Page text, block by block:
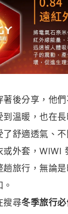
後分享，他
溫暖，也在長
了舒適透氣、
或外套，WIWI
趟旅行，無論
搜尋冬季旅行